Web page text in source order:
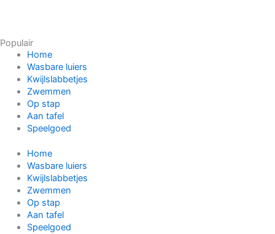
Populair
Home
Wasbare luiers
Kwijlslabbetjes
Zwemmen
Op stap
Aan tafel
Speelgoed
Home
Wasbare luiers
Kwijlslabbetjes
Zwemmen
Op stap
Aan tafel
Speelgoed